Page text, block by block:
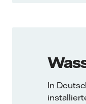
In